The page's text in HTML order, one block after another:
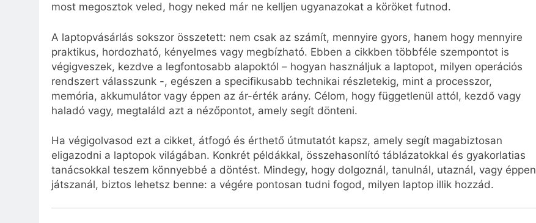
most megosztok veled, hogy neked már ne kelljen ugyanazokat a köröket futnod.
A laptopvásárlás sokszor összetett: nem csak az számít, mennyire gyors, hanem hogy mennyire
praktikus, hordozható, kényelmes vagy megbízható. Ebben a cikkben többféle szempontot is
végigveszek, kezdve a legfontosabb alapoktól – hogyan használjuk a laptopot, milyen operációs
rendszert válasszunk -, egészen a specifikusabb technikai részletekig, mint a processzor,
memória, akkumulátor vagy éppen az ár-érték arány. Célom, hogy függetlenül attól, kezdő vagy
haladó vagy, megtaláld azt a nézőpontot, amely segít dönteni.
Ha végigolvasod ezt a cikket, átfogó és érthető útmutatót kapsz, amely segít magabiztosan
eligazodni a laptopok világában. Konkrét példákkal, összehasonlító táblázatokkal és gyakorlatias
tanácsokkal teszem könnyebbé a döntést. Mindegy, hogy dolgoznál, tanulnál, utaznál, vagy éppen
játszanál, biztos lehetsz benne: a végére pontosan tudni fogod, milyen laptop illik hozzád.